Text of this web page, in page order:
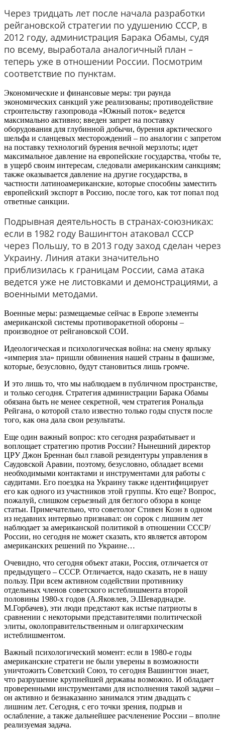
Через тридцать лет после начала разработки
рейгановской стратегии по удушению СССР, в
2012 году, администрация Барака Обамы, судя
по всему, выработала аналогичный план –
теперь уже в отношении России. Посмотрим
соответствие по пунктам.
Экономические и финансовые меры: три раунда
экономических санкций уже реализованы; противодействие
строительству газопровода «Южный поток» ведется
максимально активно; введен запрет на поставку
оборудования для глубинной добычи, бурения арктического
шельфа и сланцевых месторождений – по аналогии с запретом
на поставку технологий бурения вечной мерзлоты; идет
максимальное давление на европейские государства, чтобы те,
в ущерб своим интересам, следовали американским санкциям;
также оказывается давление на другие государства, в
частности латиноамериканские, которые способны заместить
европейский экспорт в Россию, после того, как тот попал под
ответные санкции.
Подрывная деятельность в странах-союзниках:
если в 1982 году Вашингтон атаковал СССР
через Польшу, то в 2013 году заход сделан через
Украину. Линия атаки значительно
приблизилась к границам России, сама атака
ведется уже не листовками и демонстрациями, а
военными методами.
Военные меры: размещаемые сейчас в Европе элементы
американской системы противоракетной обороны –
производное от рейгановской СОИ.
Идеологическая и психологическая война: на смену ярлыку
«империя зла» пришли обвинения нашей страны в фашизме,
которые, безусловно, будут становиться лишь громче.
И это лишь то, что мы наблюдаем в публичном пространстве,
и только сегодня. Стратегия администрации Барака Обамы
обязана быть не менее секретной, чем стратегия Рональда
Рейгана, о которой стало известно только годы спустя после
того, как она дала свои результаты.
Еще один важный вопрос: кто сегодня разрабатывает и
воплощает стратегию против России? Нынешний директор
ЦРУ Джон Бреннан был главой резидентуры управления в
Саудовской Аравии, поэтому, безусловно, обладает всеми
необходимыми контактами и инструментами для работы с
саудитами. Его поездка на Украину также идентифицирует
его как одного из участников этой группы. Кто еще? Вопрос,
пожалуй, слишком серьезный для беглого обзора в конце
статьи. Примечательно, что советолог Стивен Коэн в одном
из недавних интервью признавал: он сорок с лишним лет
наблюдает за американской политикой в отношении СССР/
России, но сегодня не может сказать, кто является автором
американских решений по Украине…
Очевидно, что сегодня объект атаки, Россия, отличается от
предыдущего – СССР. Отличается, надо сказать, не в нашу
пользу. При всем активном содействии противнику
отдельных членов советского истеблишмента второй
половины 1980-х годов (А.Яковлев, Э.Шеварднадзе.
М.Горбачев), эти люди предстают как истые патриоты в
сравнении с некоторыми представителями политической
элиты, околоправительственным и олигархическим
истеблишментом.
Важный психологический момент: если в 1980-е годы
американские стратеги не были уверены в возможности
уничтожить Советский Союз, то сегодня Вашингтон знает,
что разрушение крупнейшей державы возможно. И обладает
проверенными инструментами для исполнения такой задачи –
он активно и безнаказанно занимался этим двадцать с
лишним лет. Сегодня, с его точки зрения, подрыв и
ослабление, а также дальнейшее расчленение России – вполне
реализуемая задача.